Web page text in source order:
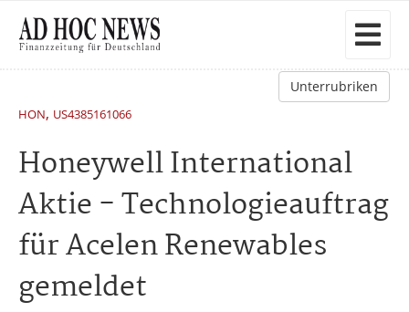
Unterrubriken
HON, US4385161066
Honeywell International
Aktie - Technologieauftrag
für Acelen Renewables
gemeldet